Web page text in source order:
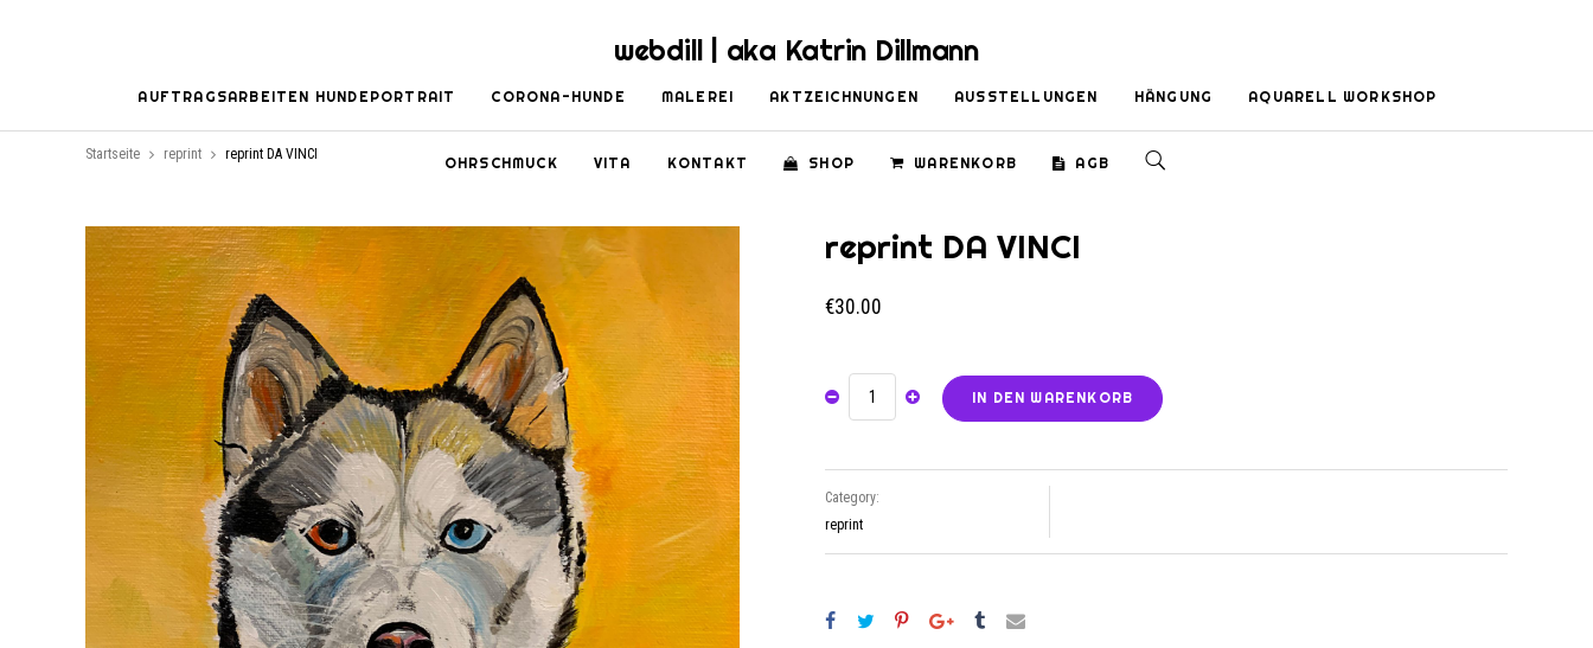
webdill | aka Katrin Dillmann
AUFTRAGSARBEITEN HUNDEPORTRAIT CORONA-HUNDE MALEREI AKTZEICHNUNGEN AUSSTELLUNGEN HÄNGUNG AQUARELL WORKSHOP
OHRSCHMUCK VITA KONTAKT SHOP WARENKORB AGB
Startseite reprint reprint DA VINCI
reprint DA VINCI
€30.00
REPRINT
IN DEN WARENKORB
Category:
reprint